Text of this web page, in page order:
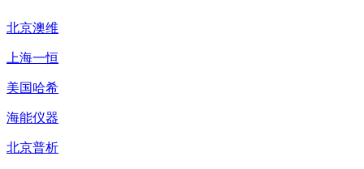
北京澳维
上海一恒
美国哈希
海能仪器
北京普析